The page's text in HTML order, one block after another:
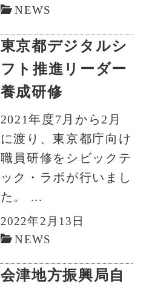
NEWS
東京都デジタルシ
フト推進リーダー
養成研修
2021年度7月から2月
に渡り、東京都庁向け
職員研修をシビックテ
ック・ラボが行いまし
た。 ...
2022年2月13日
NEWS
会津地方振興局自